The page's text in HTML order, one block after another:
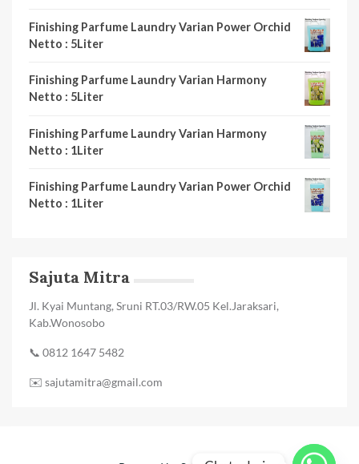
Finishing Parfume Laundry Varian Power Orchid
Netto : 5Liter
Finishing Parfume Laundry Varian Harmony
Netto : 5Liter
Finishing Parfume Laundry Varian Harmony
Netto : 1Liter
Finishing Parfume Laundry Varian Power Orchid
Netto : 1Liter
Sajuta Mitra
Jl. Kyai Muntang, Sruni RT.03/RW.05 Kel.Jaraksari,
Kab.Wonosobo
📞 0812 1647 5482
✉️ sajutamitra@gmail.com